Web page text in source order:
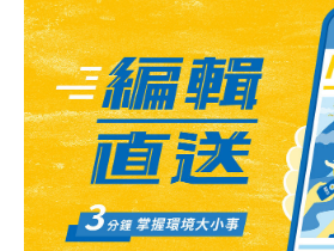
他希望，超商今後能夠減少包裝紙
者共同監督廠商，不要過分包裝。
地方政府預算相當拮据，如果民眾
減少垃圾量、減輕地方政府的負擔。